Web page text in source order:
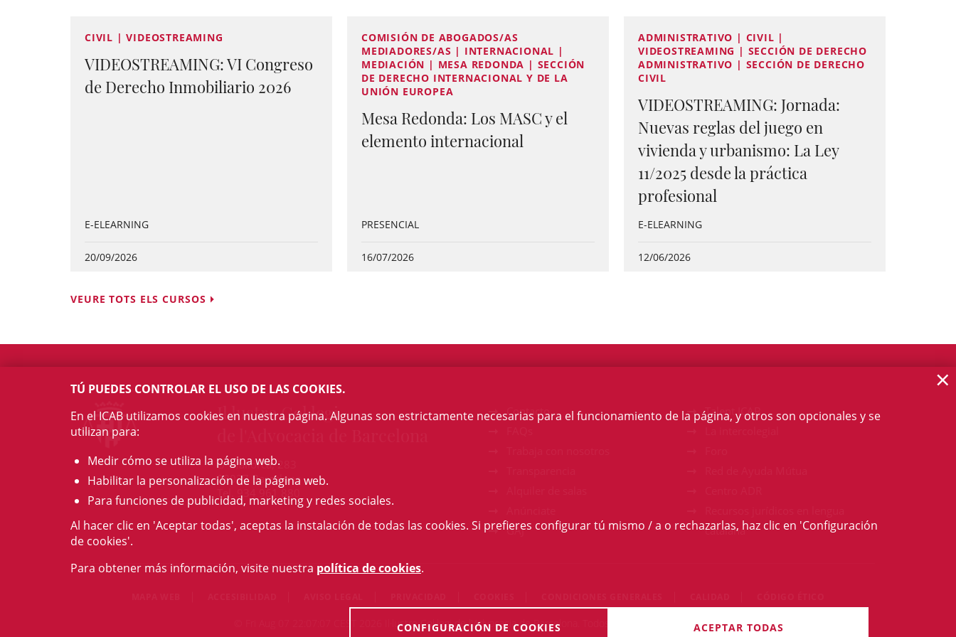
CIVIL | VIDEOSTREAMING
VIDEOSTREAMING: VI Congreso
de Derecho Inmobiliario 2026
E-ELEARNING
20/09/2026
COMISIÓN DE ABOGADOS/AS
MEDIADORES/AS | INTERNACIONAL |
MEDIACIÓN | MESA REDONDA | SECCIÓN
DE DERECHO INTERNACIONAL Y DE LA
UNIÓN EUROPEA
Mesa Redonda: Los MASC y el
elemento internacional
PRESENCIAL
16/07/2026
ADMINISTRATIVO | CIVIL |
VIDEOSTREAMING | SECCIÓN DE DERECHO
ADMINISTRATIVO | SECCIÓN DE DERECHO
CIVIL
VIDEOSTREAMING: Jornada:
Nuevas reglas del juego en
vivienda y urbanismo: La Ley
11/2025 desde la práctica
profesional
E-ELEARNING
12/06/2026
VEURE TOTS ELS CURSOS
Il·lustre Col·legi
c/ Mallorca, 283
08037 Barcelona
Tel. 934 961 880
Contacto
GAJ
Talent ICAB
catalana
© Fri Aug 07 22:07:07 CEST 2026 Il·lustre Col·legi de l'Advocacia de Barcelona. Todos los derechos reservados
TÚ PUEDES CONTROLAR EL USO DE LAS COOKIES.
En el ICAB utilizamos cookies en nuestra página. Algunas son estrictamente necesarias para el funcionamiento de la página, y otros son opcionales y se
utilizan para:
Medir cómo se utiliza la página web.
Habilitar la personalización de la página web.
Para funciones de publicidad, marketing y redes sociales.
Al hacer clic en 'Aceptar todas', aceptas la instalación de todas las cookies. Si prefieres configurar tú mismo / a o rechazarlas, haz clic en 'Configuración
de cookies'.
Para obtener más información, visite nuestra política de cookies.
CONFIGURACIÓN DE COOKIES ACEPTAR TODAS
×